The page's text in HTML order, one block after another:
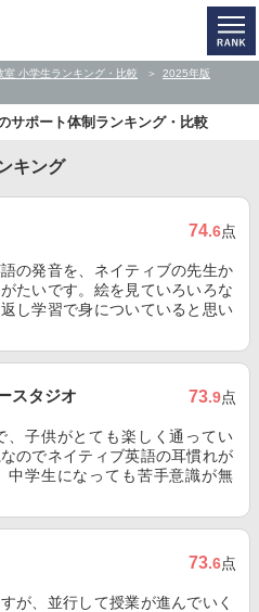
室 小学生ランキング・比較
2025年版
サポート体制ランキング・比較
キング
74.6点
の発音を、ネイティブの先生か
たいです。絵を見ていろいろな
し学習で身についていると思い
スタジオ 73.9点
、子供がとても楽しく通ってい
のでネイティブ英語の耳慣れが
中学生になっても苦手意識が無
73.6点
が、並行して授業が進んでいく